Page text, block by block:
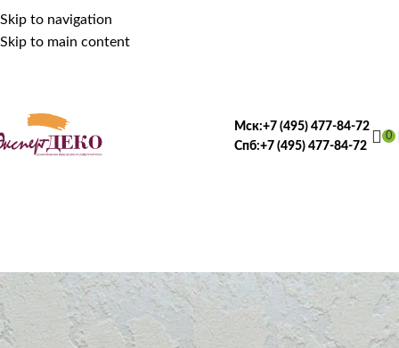
Skip to navigation
Skip to main content
Мск:+7 (495) 477-84-72
Спб:+7 (495) 477-84-72
0